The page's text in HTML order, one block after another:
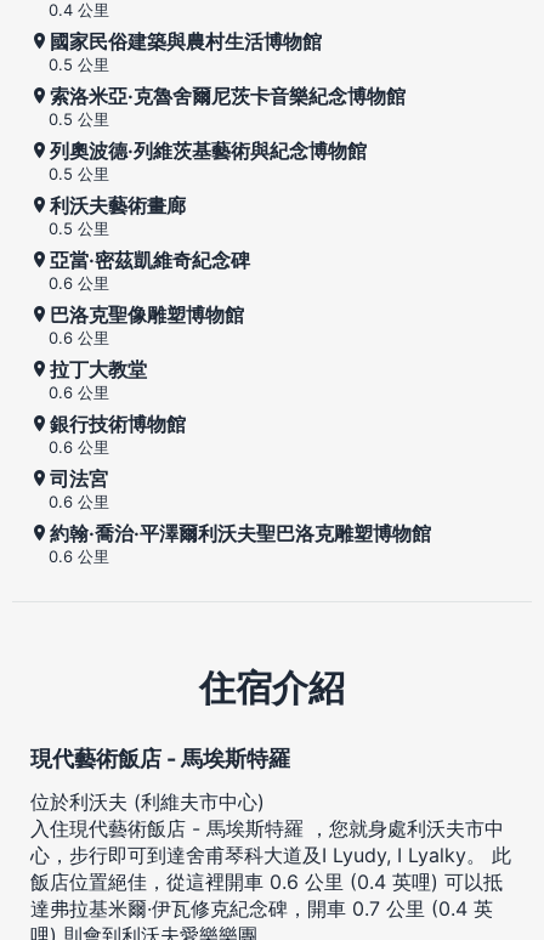
0.4 公里
國家民俗建築與農村生活博物館
0.5 公里
索洛米亞·克魯舍爾尼茨卡音樂紀念博物館
0.5 公里
列奧波德·列維茨基藝術與紀念博物館
0.5 公里
利沃夫藝術畫廊
0.5 公里
亞當·密茲凱維奇紀念碑
0.6 公里
巴洛克聖像雕塑博物館
0.6 公里
拉丁大教堂
0.6 公里
銀行技術博物館
0.6 公里
司法宮
0.6 公里
約翰·喬治·平澤爾利沃夫聖巴洛克雕塑博物館
0.6 公里
住宿介紹
現代藝術飯店 - 馬埃斯特羅
位於利沃夫 (利維夫市中心)
入住現代藝術飯店 - 馬埃斯特羅 ，您就身處利沃夫市中
心，步行即可到達舍甫琴科大道及I Lyudy, I Lyalky。 此
飯店位置絕佳，從這裡開車 0.6 公里 (0.4 英哩) 可以抵
達弗拉基米爾·伊瓦修克紀念碑，開車 0.7 公里 (0.4 英
哩) 則會到利沃夫愛樂樂團。